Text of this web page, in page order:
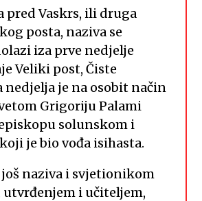
pred Vaskrs, ili druga
posta, naziva se
iza prve nedjelje
Veliki post, Čiste
nedjelja je na osobit način
Grigoriju Palami
solunskom i
je bio vođa isihasta.
još naziva i svjetionikom
utvrđenjem i učiteljem,